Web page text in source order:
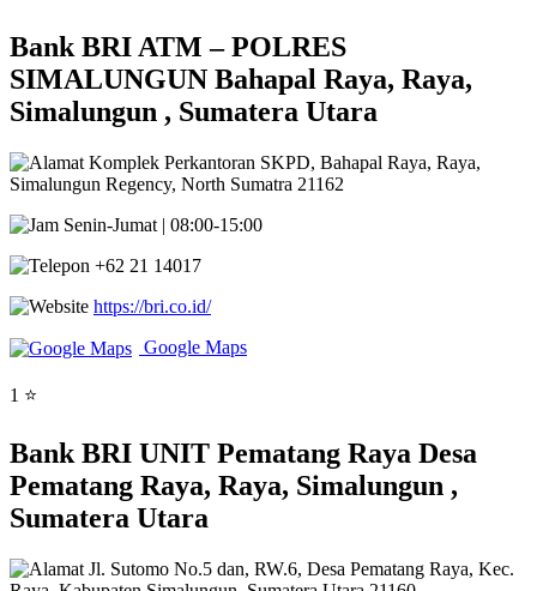
Bank BRI ATM – POLRES
SIMALUNGUN Bahapal Raya, Raya,
Simalungun , Sumatera Utara
Komplek Perkantoran SKPD, Bahapal Raya, Raya,
Simalungun Regency, North Sumatra 21162
Senin-Jumat | 08:00-15:00
+62 21 14017
https://bri.co.id/
Google Maps
1 ⭐
Bank BRI UNIT Pematang Raya Desa
Pematang Raya, Raya, Simalungun ,
Sumatera Utara
Jl. Sutomo No.5 dan, RW.6, Desa Pematang Raya, Kec.